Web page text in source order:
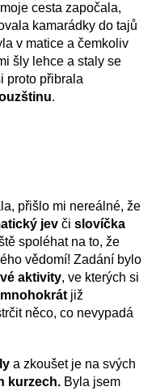
cesta započala,
kamarádky do tajů
v matice a čemkoliv
šly lehce a staly se
proto přibrala
.
přišlo mi nereálné, že
jev či slovíčka
spoléhat na to, že
vědomí! Zadání bylo
aktivity, ve kterých si
mnohokrát již
něco, co nevypadá
a zkoušet je na svých
kurzech. Byla jsem